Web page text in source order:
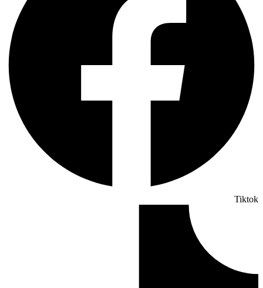
Tiktok